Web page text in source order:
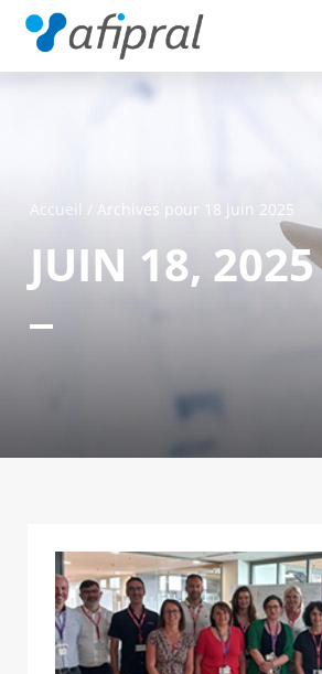
Accueil / Archives pour 18 juin 2025
JUIN 18, 2025